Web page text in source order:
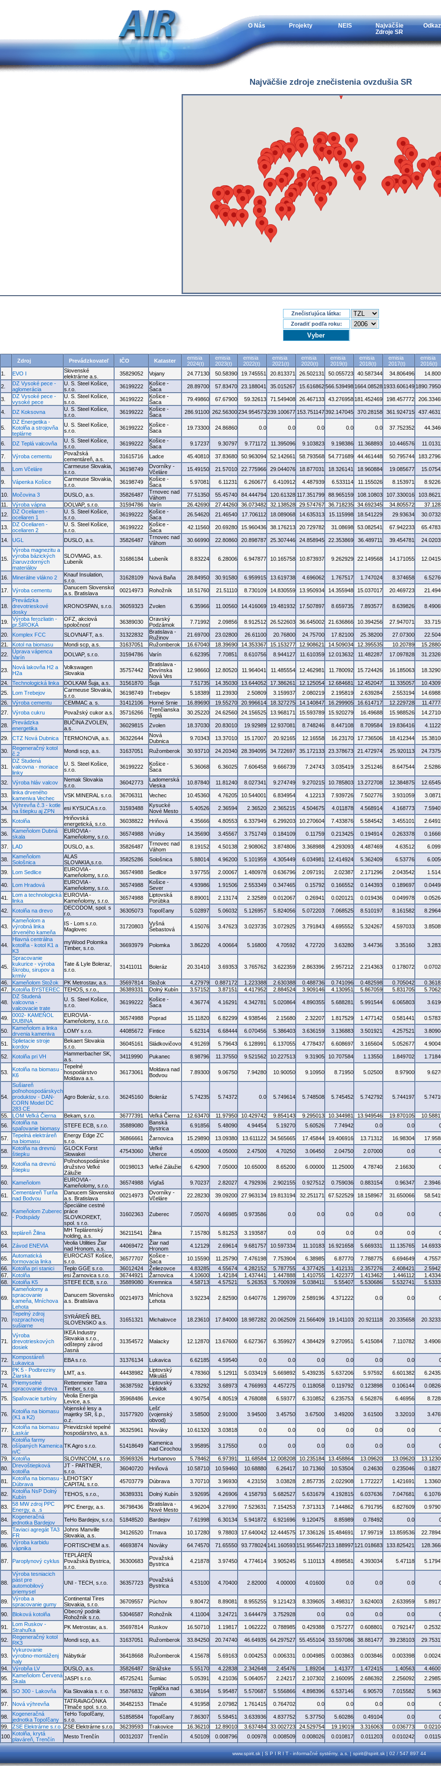
O Nás Projekty NEIS
Najväčšie
Zdroje SR
Najväčšie zdroje znečistenia ovzdušia SR
Znečisťujúca látka:
Zoradiť podľa roku:
Zdroj Prevádzkovateľ IČO Kataster
emisia
2024(t)
emisia
2023(t)
emisia
2022(t)
emisia
2021(t)
emisia
2020(t)
emisia
2019(t)
emisia
2018(t)
emisia
2017(t)
emisia
2016(t)
1.
EVO I
Slovenské
elektrárne a.s.
35829052 Vojany 24.77130 50.58390 19.745551 20.813371 26.502131 50.055723 40.587344 34.806496
2.
DZ Vysoké pece -
aglomerácia
U. S. Steel Košice,
s.r.o.
36199222
Košice -
Šaca
28.89700 57.83470 23.188041 35.015267 15.616862566.539498 1664.08528 1933.606149
3.
DZ Vysoké pece -
vysoké pece
U. S. Steel Košice,
s.r.o.
36199222
Košice -
Šaca
79.49860 67.67900 59.32613 71.549408 26.467133 43.276958 181.452469 198.457772
4. DZ Koksovna
U. S. Steel Košice,
s.r.o.
36199222
Košice -
Šaca
286.91100 262.56300234.954573239.100677 153.751147392.147045 370.28158 361.924715
5.
DZ Energetika -
Kotolňa a strojovňa
teplárne
U. S. Steel Košice,
s.r.o.
36199222
Košice -
Šaca
19.73300 24.86860 0.0 0.0 0.0 0.0 0.0 37.752352
6. DZ Teplá valcovňa
U. S. Steel Košice,
s.r.o.
36199222
Košice -
Šaca
9.17237 9.30797 9.771172 11.395096 9.103823 9.198386 11.368893 10.446576
7. Výroba cementu
Považská
cementáreň, a.s.
31615716 Ladce 45.40810 37.83680 50.963094 52.142661 58.793568 54.771689 44.461448 50.795744
8. Lom Včeláre
Carmeuse Slovakia,
s.r.o.
36198749
Dvorníky -
Včeláre
15.49150 21.57010 22.775966 29.044076 18.877031 18.326141 18.960884 19.085677
9. Vápenka Košice
Carmeuse Slovakia,
s.r.o.
36198749
Košice -
Šaca
5.97081 6.11231 6.260677 6.410912 4.487939 6.533114 11.155026 8.153971
10. Močovina 3 DUSLO, a.s. 35826487
Trnovec nad
Váhom
77.51350 55.45740 84.444794 120.61328 117.351799 88.965159 108.10803 107.330016
11.
Výroba vápna DOLVAP, s.r.o. 31594786 Varín 26.42690 27.44260 36.073482 32.138528 29.574767 36.718235 34.692345 34.805572
12.
DZ Oceliaren -
oceliaren 1
U. S. Steel Košice,
s.r.o.
36199222
Košice -
Šaca
26.54620 21.46540 17.706112 18.089068 14.635313 15.115998 18.541229 29.93634
13.
DZ Oceliaren -
oceliaren 2
U. S. Steel Košice,
s.r.o.
36199222
Košice -
Šaca
42.11560 20.69280 15.960436 38.176213 20.729782 31.08698 53.082541 67.942233
14. UGL DUSLO, a.s. 35826487
Trnovec nad
Váhom
30.66990 22.80860 20.898787 25.307446 24.858945 22.353869 36.489711 39.454781
15.
Výroba magnezitu a
výroba bázických
žiaruvzdorných
materiálov
SLOVMAG, a.s.
Lubeník
31686184 Lubeník 8.83224 6.28006 6.947877 10.165758 10.873937 9.262929 22.149568 14.171055
16. Minerálne vlákno 2
Knauf Insulation,
s.r.o.
31628109 Nová Baňa 28.84950 30.91580 6.959915 13.619738 4.696062 1.767517 1.747024 8.374658
17. Výroba cementu
Danucem Slovensko
a.s. Bratislava
00214973 Rohožník 18.51760 21.51110 8.730109 14.830559 13.950934 14.355948 15.037017 20.469723
18.
Prevádzka
drevotrieskové
dosky
KRONOSPAN, s.r.o. 36059323 Zvolen 6.35966 11.00560 14.416069 19.481932 17.507897 8.659735 7.893577 8.639826
19.
Výroba ferozliatin -
pr.ŠIROKÁ
OFZ, akciová
spoločnosť
36389030
Oravský
Podzámok
7.71992 2.09856 8.912512 26.522603 36.645002 21.636866 10.394256 27.947071
20. Komplex FCC SLOVNAFT, a.s. 31322832
Bratislava -
Ružinov
21.69700 23.02800 26.61100 20.76800 24.75700 17.82100 25.38200 27.07300
21.
Kotol na biomasu Mondi scp, a.s. 31637051 Ružomberok 16.67040 18.39690 14.353367 15.153277 12.908621 14.509034 12.395535 10.20789
22.
Úprava vápenca
Varín
DOLVAP, s.r.o. 31594786 Varín 6.62395 7.70851 8.610756 8.944127 11.610359 12.013632 11.482287 17.097828
23.
Nová lakovňa H2 a
H2a
Volkswagen
Slovakia
35757442
Bratislava -
Devínska
Nová Ves
12.98660 12.80520 11.964041 11.485554 12.462981 11.780092 15.724426 16.185063
24. Technologická linka DOLKAM Šuja, a.s. 31561870 Šuja 7.51735 14.35030 13.644052 17.386261 12.125054 12.684681 12.452047 11.335057
25.
Lom Trebejov
Carmeuse Slovakia,
s.r.o.
36198749 Trebejov 5.18389 11.23930 2.50809 3.159937 2.080219 2.195819 2.639284 2.553194
26.
Výroba cementu CEMMAC a. s. 31412106 Horné Srnie 16.89690 19.55270 20.996614 18.327275 14.140847 16.299905 16.614717 12.229728
27.
Výroba cukru Považský cukor a.s. 35716266
Trenčianska
Teplá
30.25220 24.62560 24.156525 13.968171 15.593789 15.920279 16.49688 15.988526
28.
Prevádzka
energetika
BUČINA ZVOLEN,
a.s.
36029815 Zvolen 18.37030 20.83010 19.92989 12.937081 8.748246 8.447108 8.709584 19.836416
29. CTZ Nová Dubnica TERMONOVA, a.s. 36322644
Nová
Dubnica
9.70343 13.37010 15.17007 20.92165 12.16558 16.23170 17.736506 18.412344
30.
Regeneračný kotol
č.2
Mondi scp, a.s. 31637051 Ružomberok 30.93710 24.20340 28.394095 34.722697 35.172133 23.378673 21.472974 25.920113
31.
DZ Studená
valcovna - moriace
linky
U. S. Steel Košice,
s.r.o.
36199222
Košice -
Šaca
5.36068 6.36025 7.606458 9.666739 7.24743 3.035419 3.251246 8.647544
32. Výroba hláv valcov
Nemak Slovakia
s.r.o.
36042773
Ladomerská
Vieska
10.87840 11.81240 8.027341 9.274749 9.270215 10.785803 13.272708 12.384875
33.
linka drveného
kameniva Vechec
VSK MINERAL s.r.o. 36706311 Vechec 10.45360 4.76205 10.544001 6.834954 4.12213 7.939726 7.502776 3.931059
34.
Výhrevňa č.3 - kotle
na štiepku aj ZPN
esi KYSUCA s.r.o. 31593488
Kysucké
Nové Mesto
5.40526 2.36594 2.36520 2.365215 4.504675 4.011878 4.568914 4.168773
35. Kotolňa
Hriňovská
energetická, s.r.o.
36038822 Hriňová 4.35666 4.80553 6.337949 6.299203 10.270604 7.433876 5.584542 3.455101
36.
Kameňolom Dubná
skala
EUROVIA -
Kameňolomy, s.r.o.
36574988 Vrútky 14.35690 3.45567 3.751749 0.184109 0.11759 0.213425 0.194914 0.263378
37. LAD DUSLO, a.s. 35826487
Trnovec nad
Váhom
8.19152 4.50138 2.908062 3.874806 3.368988 4.293093 4.487469 4.63512
38.
Kameňolom
Sološnica
ALAS
SLOVAKIA,s.r.o.
35825286 Sološnica 5.88014 4.96200 5.101959 4.305449 6.034981 12.414924 5.362409 6.53776
39. Lom Sedlice
EUROVIA -
Kameňolomy, s.r.o.
36574988 Sedlice 3.97755 2.00067 1.480978 0.636796 2.097191 2.02387 2.171296 2.043542
40. Lom Hradová
EUROVIA -
Kameňolomy, s.r.o.
36574988
Košice -
Sever
4.93986 1.91506 2.553349 0.347465 0.15792 0.166552 0.144393 0.189697
41.
Lom a technologická
linka
EUROVIA -
Kameňolomy, s.r.o.
36574988
Liptovská
Porúbka
8.89001 2.13174 2.32589 0.012067 0.26941 0.020121 0.019436 0.049978
42. Kotolňa na drevo
DECODOM, spol. s
r.o.
36305073 Topoľčany 5.02897 5.06032 5.126957 5.824056 5.072203 7.068525 8.510197 8.161582
43.
Kameňolom a
výrobná linka
drveného kameňa
IS - Lom s.r.o.
Maglovec
31720803
Vyšná
Šebastová
4.15076 3.47623 3.023735 3.072925 3.791843 4.695552 5.324267 4.597033
44.
Hlavná centrálna
kotolňa - kotol K1 a
K3
myWood Polomka
Timber, s.r.o.
36693979 Polomka 3.86220 4.00664 5.16800 4.70592 4.72720 3.63280 3.44736 3.35160
45.
Spracovanie
kukurice - výroba
škrobu, sirupov a
krmív
Tate & Lyle Boleraz,
s.r.o.
31411011 Boleráz 20.31410 3.69353 3.765762 3.622359 2.863396 2.957212 2.214363 0.178072
46. Kameňolom Stožok PK Metrostav, a.s. 35697814 Stožok 4.27979 0.887172 1.223388 2.630388 0.488736 0.741096 0.482598 0.705042
47.
Kotolňa BYSTEREC TEHOS, s.r.o., 36389331 Dolný Kubín 3.57152 3.87151 4.417952 2.884524 3.909146 4.130951 5.867059 5.831705
48.
DZ Studená
valcovna -
valcovacie trate
U. S. Steel Košice,
s.r.o.
36199222
Košice -
Šaca
4.36774 4.16291 4.342781 5.020864 4.890355 5.688281 5.991544 6.065803
49.
0002- KAMEŇOL
DUBINA
EUROVIA -
Kameňolomy, s.r.o.
36574988 Poprad 15.11820 6.82299 4.938546 2.15680 2.32207 1.817529 1.477142 0.581441
50.
Kameňolom a linka
drvenia kameniva
LOMY s.r.o. 44085672 Fintice 5.62314 6.68444 6.070456 5.386403 3.636159 3.136883 3.501921 4.257521
51.
Splietacie stroje
kordov
Bekaert Slovakia
s.r.o.
36045161 Sládkovičovo 4.91269 5.79643 6.128991 6.137055 4.778437 6.608697 3.165604 5.052677
52. Kotolňa pri VH
Hammerbacher SK,
a.s.
34119990 Pukanec 8.98796 11.37550 9.521562 10.227513 9.31905 10.707584 1.13550 1.849702
53.
Kotolňa na biomasu -
K6
Tepelné
hospodárstvo
Moldava a.s.
36173061
Moldava nad
Bodvou
7.89300 9.06750 7.94280 10.90050 9.10950 8.71950 5.02500 8.97900
54.
Sušiareň
poľnohospodárskych
produktov - DAN-
CORN Model DC
283 CE
Agro Boleráz, s.r.o. 36245160 Boleráz 5.74235 5.74372 0.0 5.749614 5.748508 5.745452 5.742792 5.744197
55. LOM Veľká Čierna Bekam, s.r.o. 36777391 Veľká Čierna 12.63470 11.97950 10.429742 9.854143 9.295013 10.344981 13.949546 19.870105
56.
Kotolňa na
spaľovanie biomasy
STEFE ECB, s.r.o. 35889080
Banská
Bystrica
6.91856 5.48090 4.94454 5.19270 5.60526 7.74942 0.0 0.0
57.
Tepelná elektráreň
na biomasu
Energy Edge ZC
s.r.o.
36866661 Žarnovica 15.29890 13.09380 13.611122 34.565665 17.45844 19.406916 13.71312 16.98304
58.
Kotolňa na drevnú
štiepku
GLOCK Forst
Slowakei
47543060
Veľké
Uherce
4.05000 4.05000 2.47500 4.70250 3.06450 2.04750 2.07000 0.0
59.
Kotolňa na drevnú
štiepku
Poľnohospodárske
družstvo Veľké
Zálužie
00198013 Veľké Zálužie 6.42900 7.05000 10.65000 8.65200 6.00000 11.25000 4.78740 2.16630
60. Kameňolom
EUROVIA -
Kameňolomy, s.r.o.
36574988 Vígľaš 9.70237 2.82027 4.792936 2.902155 0.927512 0.759036 0.883154 0.96347
61.
Cementáreň Turňa
nad Bodvou
Danucem Slovensko
a.s. Bratislava
00214973
Dvorníky -
Včeláre
22.28230 39.09200 27.963134 19.813194 32.251171 67.522529 18.158967 31.650066
62.
Kameňolom Zuberec
- Podspády
Špeciálne cestné
práce
SLOVKOREKT,
spol. s r.o.
31602363 Zuberec 7.05070 4.66985 0.973586 0.0 0.0 0.0 0.0 0.0
63. tepláreň Žilina
MH Teplárenský
holding, a.s.
36211541 Žilina 7.15780 5.81253 3.193587 0.0 0.0 0.0 0.0 0.0
64. Závod ENEVIA
Veolia Utilities Žiar
nad Hronom, a.s.
44069472
Žiar nad
Hronom
4.12129 2.69614 9.681757 10.597334 11.10183 16.921658 5.669331 11.135765
65.
Automatická
formovacia linka
EUROCAST Košice,
s.r.o.
36577707
Košice -
Šaca
10.15590 11.25790 7.476198 7.753904 6.38985 6.87770 7.788775 6.694649
66.
Kotolňa pri stanici Teplo GGE s.r.o. 36012424 Želiezovce 4.83285 4.55674 4.282152 5.787755 4.377425 1.412131 2.357276 2.408421
67.
Kotolňa esi Žarnovica s.r.o. 36744921 Žarnovica 4.10600 1.42184 1.437441 1.447888 1.410755 1.422377 1.413462 1.446112
68.
Kotolňa K5 STEFE ECB, s.r.o. 35889080 Kremnica 4.58713 4.57521 5.26353 5.700939 5.038411 5.55407 5.530686 5.532741
69.
Kameňolomy a
spracovanie
kameňa, Mníchova
Lehota
Danucem Slovensko
a.s. Bratislava
00214973
Mníchova
Lehota
3.92234 2.82590 0.640776 1.299709 2.589196 4.371222 0.0 0.0
70.
Tepelný zdroj
rozprachovej
sušiarne
SYRÁREŇ BEL
SLOVENSKO a.s.
31651321 Michalovce 18.23610 17.84000 18.987282 20.062509 21.566409 19.141103 20.921118 20.335658
71.
Výroba
drevotrieskových
dosiek
IKEA Industry
Slovakia s.r.o.,
odštepný závod
Jasná
31354572 Malacky 12.12870 13.67600 6.627367 6.359927 4.384429 9.270951 5.415084 7.110782
72.
Kompostáreň
Lukavica
EBA s.r.o. 31376134 Lukavica 6.62185 4.59540 0.0 0.0 0.0 0.0 0.0 0.0
73.
PK 5 - Podbreziny
Žiarska
LMT, a.s. 44438982
Liptovský
Mikuláš
4.78360 5.12911 5.033419 5.669892 5.439235 5.637206 5.97592 6.601382
74.
Priemyselné
spracovanie dreva
Rettenmeier Tatra
Timber, s.r.o.
36387592
Liptovský
Hrádok
6.33292 3.68973 4.766993 4.457275 0.118058 0.119792 0.123898 0.106144
75. Spaľovacie turbíny
Veolia Energia
Levice, a.s.
35968486 Levice 4.90754 4.80519 4.768088 6.59377 6.310852 6.235753 6.562876 6.46956
76.
Kotolňa na biomasu
(K1 a K2)
Vojenské lesy a
majetky SR, š.p.,
o.z.
31577920
Lešť
(vojenský
obvod)
3.58500 2.91000 3.94500 3.45750 3.67500 3.49200 3.61500 3.32010
77.
Kotolňa na biomasu
Laskár
Prievidzské tepelné
hospodárstvo, a.s.
36325961 Nováky 10.61320 3.03818 0.0 0.0 0.0 0.0 0.0 0.0
78.
Kotolňa farmy
ošípaných Kamenica
n/C
TK Agro s.r.o. 51418649
Kamenica
nad Cirochou
3.95895 3.17550 0.0 0.0 0.0 0.0 0.0 0.0
79. Kotolňa SLOVINCOM, s.r.o. 35969326 Hurbanovo 5.78462 6.97391 11.68584 12.008208 10.235184 13.458864 13.09620 13.09620
80.
Drevoštiepková
kotolňa
JT - PARTNER,
s.r.o.
36040720 Hriňová 10.58710 10.59460 10.68880 6.26417 10.71360 10.53504 0.24630 0.235046
81.
Kotolňa na biomasu -
Dúbrava
LEHOTSKY
CAPITAL s.r.o.
45703779 Dúbrava 3.70710 3.96930 4.23150 3.03828 2.857735 2.022908 1.772227 1.421691
82.
Kotolňa NsP Dolný
Kubín
TEHOS, s.r.o., 36389331 Dolný Kubín 3.92695 4.26906 4.158793 5.682527 5.631679 4.192815 6.037636 7.047681
83.
58 MW zdroj PPC
Energy, a. .s
PPC Energy, a.s. 36798436
Bratislava -
Nové Mesto
4.96204 3.27690 7.523631 7.154253 7.371313 7.144862 6.791795 6.827609
84.
Kogeneračná
jednotka Bardejov
TeHo Bardejov, s.r.o. 51848520 Bardejov 7.61998 6.30134 5.941872 6.921696 9.120475 8.85989 0.78492 0.0
85.
Taviaci agregát TA3
FR
Johns Manville
Slovakia, a.s.
34126520 Trnava 10.17280 9.78803 17.640042 12.444575 17.336126 15.484691 17.99719 13.859536
86.
Výroba karbidu
vápnika
FORTISCHEM a.s. 46693874 Nováky 64.74570 71.65550 93.778024 141.160593 151.955467213.188997 121.018683 133.825421
87. Paroplynový cyklus
TEPLÁREŇ
Považská Bystrica,
s.r.o.
36300683
Považská
Bystrica
4.21878 3.97450 4.774614 3.905245 5.110113 4.898581 4.393034 5.47118
88.
Výroba tesniacich
pást pre
automobilový
priemysel
UNI - TECH, s.r.o. 36357723
Považská
Bystrica
4.53100 4.70400 2.82000 4.00000 4.01600 0.0 0.0 0.0
89.
Výroba a
spracovanie gumy
Continental Tires
Slovakia, s.r.o.
36709557 Púchov 9.80472 8.89081 8.955255 9.121423 8.339605 3.498317 3.624003 2.633959
90. Bloková kotolňa
Obecný podnik
Rohožník s.r.o.
53046587 Rohožník 4.11004 3.24721 3.644479 3.752928 0.0 0.0 0.0 0.0
91.
Lom Ruskov -
Strahuľka
PK Metrostav, a.s. 35697814 Ruskov 16.50710 1.19817 1.062222 0.788985 0.429388 0.757277 0.608801 0.792147
92.
Regeneračný kotol
RK3
Mondi scp, a.s. 31637051 Ružomberok 33.84250 20.74740 46.64935 64.297527 55.455104 33.597086 38.881477 39.238103
93.
Vykurovanie
výrobno-montáženj
haly
Nábytkár 36418668 Ružomberok 4.15678 5.69163 0.004253 0.006331 0.004985 0.003863 0.003846 0.003398
94. Výrobňa LV DUSLO, a.s. 35826487 Strážske 5.55170 4.22838 2.342648 2.45476 1.89204 1.41377 1.472415 1.40563
95.
Kameňolom Červená
Skala
JASPI s.r.o. 45725241 Šumiac 5.05391 4.21036 5.064057 2.24217 2.107302 2.160095 2.686392 2.256092
96. SO 300 - Lakovňa Kia Slovakia s. r. o. 35876832
Teplička nad
Váhom
6.38164 5.95487 5.570687 5.556866 4.898396 6.537146 6.90570 7.015582
97. Nová výhrevňa
TATRAVAGÓNKA
Tlmače spol. s.r.o.
36482153 Tlmače 4.91958 2.07982 1.761415 0.764702 0.0 0.0 0.0 0.0
98.
Kogeneračná
jednotka Topoľčany
TeHo Topoľčany,
s.r.o.
51858584 Topoľčany 7.86307 5.58451 3.633936 4.837752 5.37750 5.60286 0.49104 0.0
99.
ZSE Elektrárne s.r.o. ZSE Elektrárne s.r.o. 36239593 Trakovice 16.36210 12.89010 3.637484 33.002723 24.529754 19.19019 3.316063 0.036773
100. Kotolňa, krytá
plaváreň, Trenčín
Mesto Trenčín 00312037 Trenčín 4.50109 0.008796 0.00978 0.008509 0.008026 0.010817 0.011203 0.010242
www.spirit.sk | S P I R I T - informačné systémy, a.s. | spirit@spirit.sk | 02 / 547 897 44